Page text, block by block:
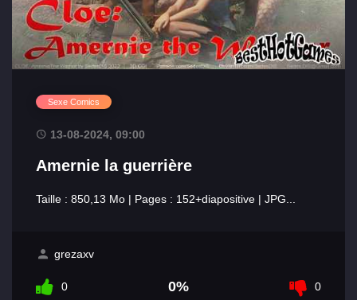
Sexe Comics
13-08-2024, 09:00
Amernie la guerrière
Taille : 850,13 Mo | Pages : 152+diapositive | JPG...
grezaxv
0 0% 0